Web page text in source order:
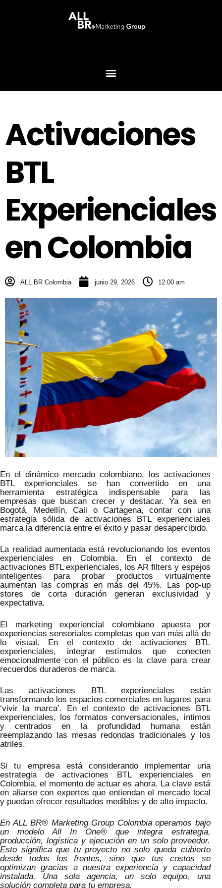
Activaciones
BTL
Experienciales
en Colombia
ALL BR Colombia junio 29, 2026 12:00 am
En el dinámico mercado colombiano, los activaciones
BTL experienciales se han convertido en una
herramienta estratégica indispensable para las
empresas que buscan crecer y destacar. Ya sea en
Bogotá, Medellín, Cali o Cartagena, contar con una
estrategia sólida de activaciones BTL experienciales
marca la diferencia entre el éxito y pasar desapercibido.
La realidad aumentada está revolucionando los eventos
experienciales en Colombia. En el contexto de
activaciones BTL experienciales, los AR filters y espejos
inteligentes para probar productos virtualmente
aumentan las compras en más del 45%. Las pop-up
stores de corta duración generan exclusividad y
expectativa.
El marketing experiencial colombiano apuesta por
experiencias sensoriales completas que van más allá de
lo visual. En el contexto de activaciones BTL
experienciales, integrar estímulos que conecten
emocionalmente con el público es la clave para crear
recuerdos duraderos de marca.
Las activaciones BTL experienciales están
transformando los espacios comerciales en lugares para
‘vivir la marca’. En el contexto de activaciones BTL
experienciales, los formatos conversacionales, íntimos
y centrados en la profundidad humana están
reemplazando las mesas redondas tradicionales y los
atriles.
Si tu empresa está considerando implementar una
estrategia de activaciones BTL experienciales en
Colombia, el momento de actuar es ahora. La clave está
en aliarse con expertos que entiendan el mercado local
y puedan ofrecer resultados medibles y de alto impacto.
En ALL BR® Marketing Group Colombia operamos bajo
un modelo All In One® que integra estrategia,
producción, logística y ejecución en un solo proveedor.
Esto significa que tu proyecto no solo queda cubierto
desde todos los frentes, sino que tus costos se
optimizan gracias a nuestra experiencia y capacidad
instalada. Una sola agencia, un solo equipo, una
solución completa para tu empresa.